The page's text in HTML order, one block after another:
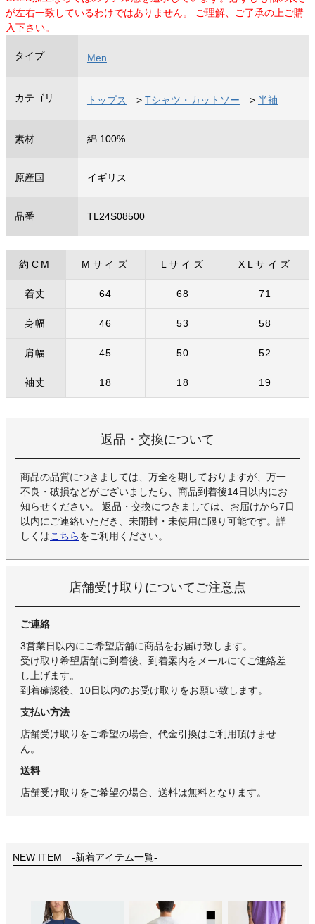
が左右一致しているわけではありません。 ご理解、ご了承の上ご購
入下さい。
タイプ Men
カテゴリ トップス > Tシャツ・カットソー > 半袖
素材 綿 100%
原産国 イギリス
品番 TL24S08500
約CM Mサイズ Lサイズ XLサイズ
着丈 64 68 71
身幅 46 53 58
肩幅 45 50 52
袖丈 18 18 19
返品・交換について
商品の品質につきましては、万全を期しておりますが、万一
不良・破損などがございましたら、商品到着後14日以内にお
知らせください。 返品・交換につきましては、お届けから7日
以内にご連絡いただき、未開封・未使用に限り可能です。詳
しくはこちらをご利用ください。
店舗受け取りについてご注意点
ご連絡
3営業日以内にご希望店舗に商品をお届け致します。
受け取り希望店舗に到着後、到着案内をメールにてご連絡差
し上げます。
到着確認後、10日以内のお受け取りをお願い致します。
支払い方法
店舗受け取りをご希望の場合、代金引換はご利用頂けませ
ん。
送料
店舗受け取りをご希望の場合、送料は無料となります。
NEW ITEM -新着アイテム一覧-